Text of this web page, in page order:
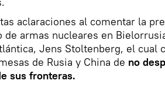
aclaraciones al comentar la
de armas nucleares en
Jens Stoltenberg, el cual
de Rusia y China de no
sus fronteras.